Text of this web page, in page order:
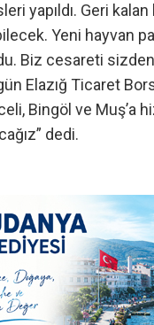
yapıldı. Geri
Yeni hayvan
Biz cesareti sizden
Elazığ Ticaret
Bingöl ve Muş’a
dedi.